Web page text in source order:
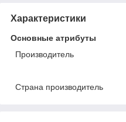
Характеристики
Основные атрибуты
Производитель
Страна производитель